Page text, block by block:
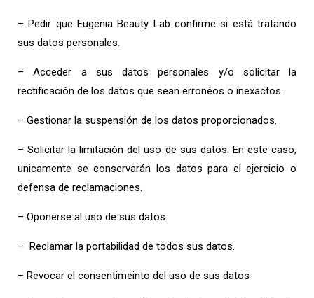
– Pedir que Eugenia Beauty Lab confirme si está tratando
sus datos personales.
– Acceder a sus datos personales y/o solicitar la
rectificación de los datos que sean erronéos o inexactos.
– Gestionar la suspensión de los datos proporcionados.
– Solicitar la limitación del uso de sus datos. En este caso,
unicamente se conservarán los datos para el ejercicio o
defensa de reclamaciones.
– Oponerse al uso de sus datos.
– Reclamar la portabilidad de todos sus datos.
– Revocar el consentimeinto del uso de sus datos